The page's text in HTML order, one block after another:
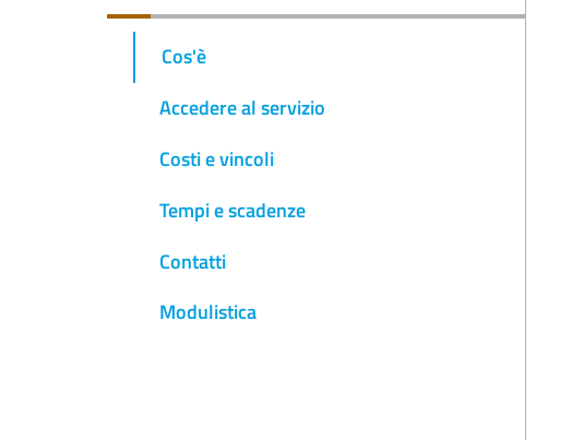
Cos'è
Accedere al servizio
Costi e vincoli
Tempi e scadenze
Contatti
Modulistica